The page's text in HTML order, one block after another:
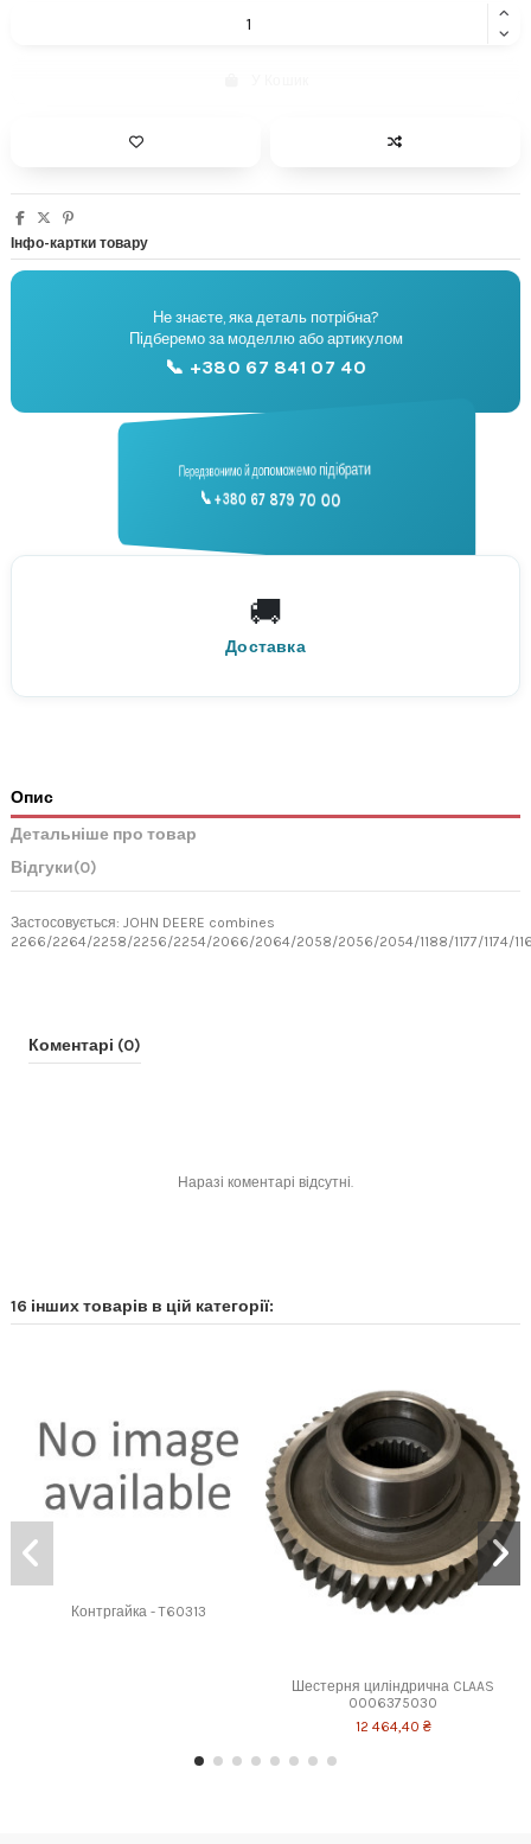
Інфо-картки товару
🔧
Підбір запчастин
Не знаєте, яка деталь потрібна?
Підберемо за моделлю або артикулом
📞 +380 67 841 07 40
📞
Консультація
Передзвонимо й допоможемо підібрати
📞 +380 67 879 70 00
🚚
Доставка
По всій Україні
Нова Пошта
Опис
Детальніше про товар
Відгуки(0)
Застосовується: JOHN DEERE combines
2266/2264/2258/2256/2254/2066/2064/2058/2056/2054/1188/1177/1174/
Коментарі (0)
Наразі коментарі відсутні.
16 інших товарів в цій категорії:
Контргайка - T60313
Шестерня циліндрична CLAAS
0006375030
12 464,40 ₴